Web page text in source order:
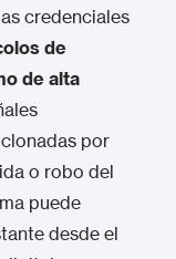
credenciales
de
de alta
por
o robo del
puede
desde el